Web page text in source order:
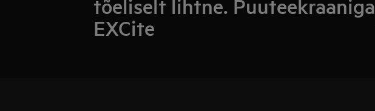
tõeliselt lihtne. Puuteekraaniga
EXCite